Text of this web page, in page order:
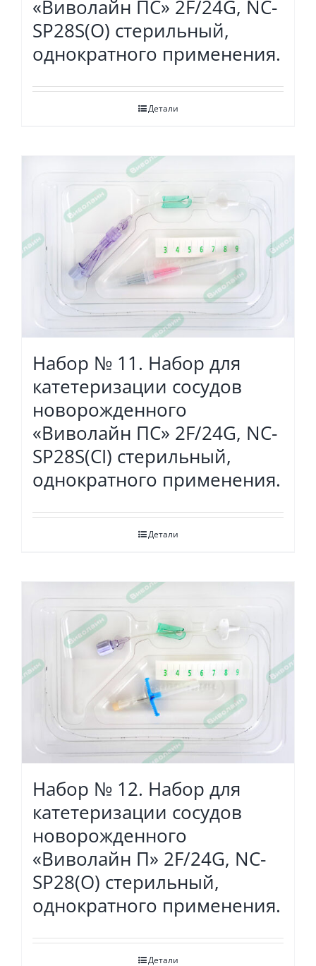
«Виволайн ПС» 2F/24G, NC-
SP28S(O) стерильный,
однократного применения.
Детали
Набор № 11. Набор для
катетеризации сосудов
новорожденного
«Виволайн ПС» 2F/24G, NC-
SP28S(CI) стерильный,
однократного применения.
Детали
Набор № 12. Набор для
катетеризации сосудов
новорожденного
«Виволайн П» 2F/24G, NC-
SP28(O) стерильный,
однократного применения.
Детали